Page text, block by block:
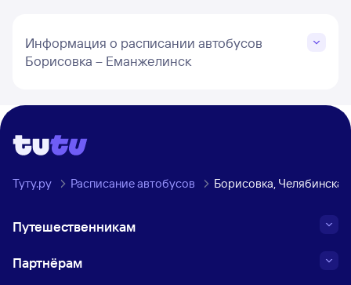
Информация о расписании автобусов
Борисовка – Еманжелинск
Туту.ру Расписание автобусов Борисовка,
Путешественникам
Партнёрам